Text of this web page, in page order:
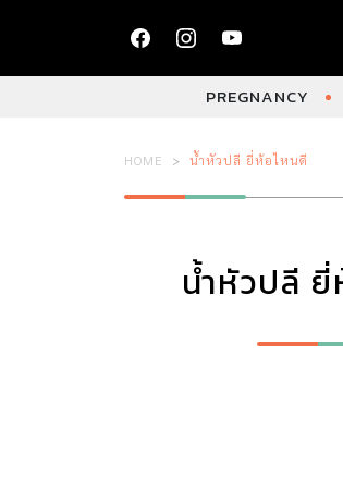
PREGNANCY
HOME น้ำหัวปลี ยี่ห้อไหนดี
น้ำหัวปลี